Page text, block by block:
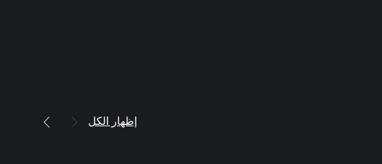
إظهار الكل